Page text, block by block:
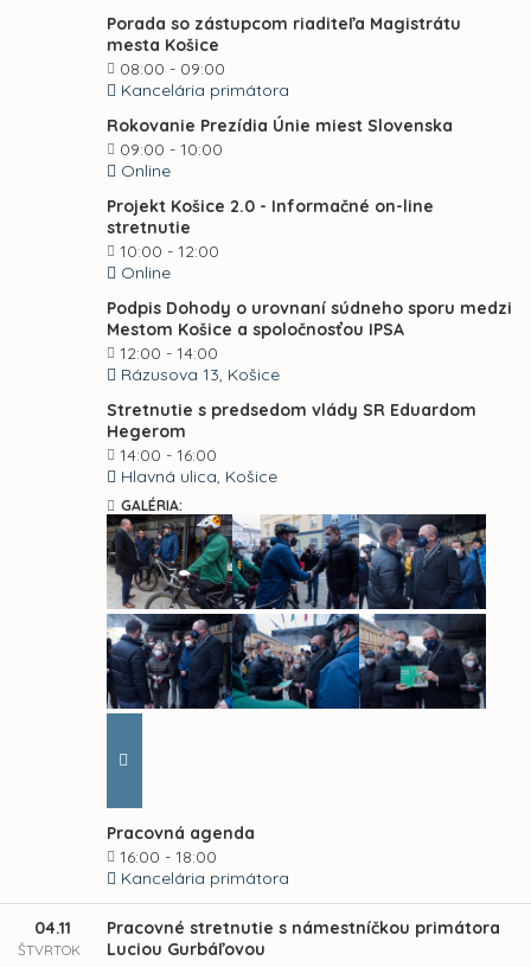
Porada so zástupcom riaditeľa Magistrátu
mesta Košice
08:00 - 09:00
Kancelária primátora
Rokovanie Prezídia Únie miest Slovenska
09:00 - 10:00
Online
Projekt Košice 2.0 - Informačné on-line
stretnutie
10:00 - 12:00
Online
Podpis Dohody o urovnaní súdneho sporu medzi
Mestom Košice a spoločnosťou IPSA
12:00 - 14:00
Rázusova 13, Košice
Stretnutie s predsedom vlády SR Eduardom
Hegerom
14:00 - 16:00
Hlavná ulica, Košice
GALÉRIA:
Pracovná agenda
16:00 - 18:00
Kancelária primátora
04.11
ŠTVRTOK
Pracovné stretnutie s námestníčkou primátora
Luciou Gurbáľovou